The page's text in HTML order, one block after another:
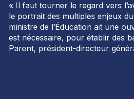
« Il faut tourner le regard vers
le portrait des multiples enjeux
ministre de l’Éducation ait une
est nécessaire, pour établir des
Parent, président-directeur